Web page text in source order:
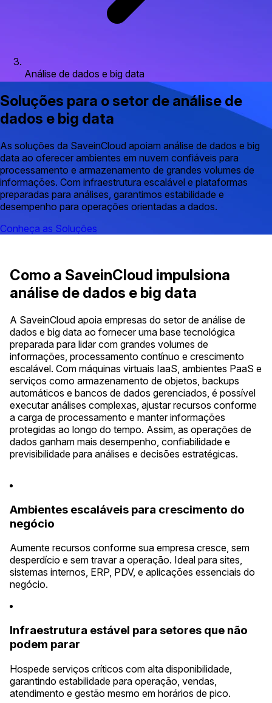
Análise de dados e big data
Soluções para o setor de análise de
dados e big data
As soluções da SaveinCloud apoiam análise de dados e big
data ao oferecer ambientes em nuvem confiáveis para
processamento e armazenamento de grandes volumes de
informações. Com infraestrutura escalável e plataformas
preparadas para análises, garantimos estabilidade e
desempenho para operações orientadas a dados.
Conheça as Soluções
Como a SaveinCloud impulsiona
análise de dados e big data
A SaveinCloud apoia empresas do setor de análise de
dados e big data ao fornecer uma base tecnológica
preparada para lidar com grandes volumes de
informações, processamento contínuo e crescimento
escalável. Com máquinas virtuais IaaS, ambientes PaaS e
serviços como armazenamento de objetos, backups
automáticos e bancos de dados gerenciados, é possível
executar análises complexas, ajustar recursos conforme
a carga de processamento e manter informações
protegidas ao longo do tempo. Assim, as operações de
dados ganham mais desempenho, confiabilidade e
previsibilidade para análises e decisões estratégicas.
Ambientes escaláveis para crescimento do
negócio
Aumente recursos conforme sua empresa cresce, sem
desperdício e sem travar a operação. Ideal para sites,
sistemas internos, ERP, PDV, e aplicações essenciais do
negócio.
Infraestrutura estável para setores que não
podem parar
Hospede serviços críticos com alta disponibilidade,
garantindo estabilidade para operação, vendas,
atendimento e gestão mesmo em horários de pico.